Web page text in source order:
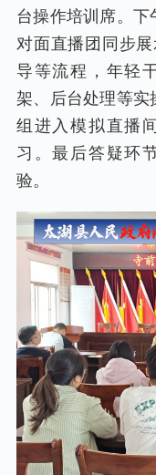
台操作培训席。下
对面直播团同步
导等流程，年轻
架、后台处理等
组进入模拟直播
习。最后答疑环
验。